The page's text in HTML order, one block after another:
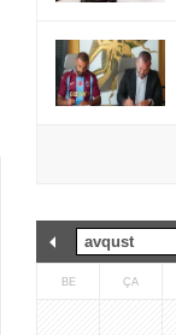
BE ÇA